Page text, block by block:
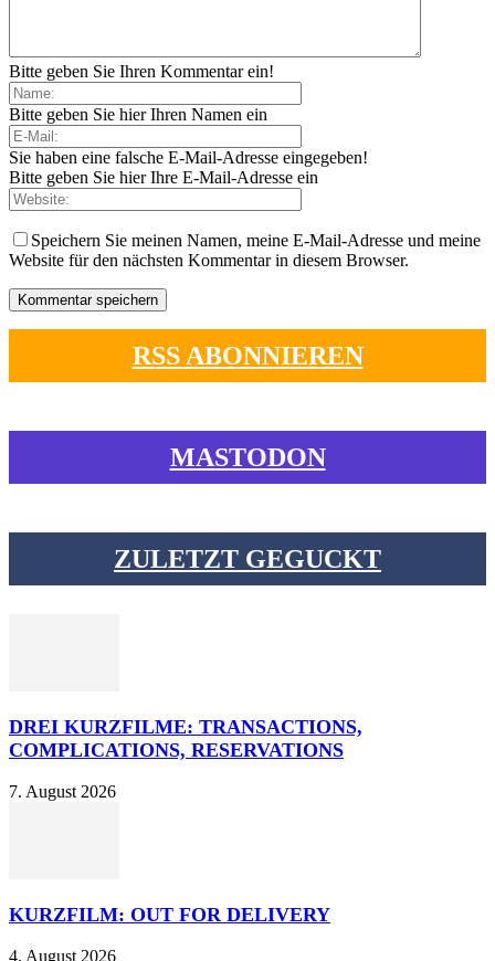
Bitte geben Sie Ihren Kommentar ein!
Bitte geben Sie hier Ihren Namen ein
Sie haben eine falsche E-Mail-Adresse eingegeben!
Bitte geben Sie hier Ihre E-Mail-Adresse ein
Speichern Sie meinen Namen, meine E-Mail-Adresse und meine
Website für den nächsten Kommentar in diesem Browser.
RSS ABONNIEREN
MASTODON
ZULETZT GEGUCKT
DREI KURZFILME: TRANSACTIONS,
COMPLICATIONS, RESERVATIONS
7. August 2026
KURZFILM: OUT FOR DELIVERY
4. August 2026